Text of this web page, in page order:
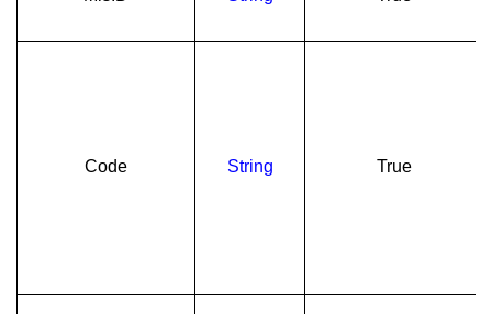
Code String True